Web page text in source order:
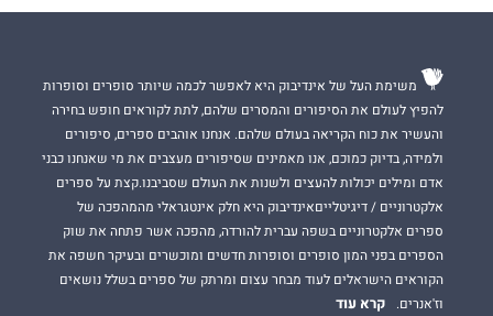
המלצה: ודאו שיש בסביבתכם עיפרון או עט. אתם תצטרכו אותו.
קצת על עצמי
גרתי חמש שנים בפנימייה, מכיתה ח' עד י"ב. זאת הייתה תקופה
שהשפיעה עליי מאוד. פתאום לגלות את עצמי, להתבגר מהר,
להתמודד עם סוגים שונים של אנשים ולשמוע סיפורי חיים – זה
מציף. החלטתי לכתוב כדי לשחרר, לשחרר את כל מה שנצבר בי.
החלטתי להוציא ספר, אבל אני לא חולמת להיות סופרת.
יש תקופות שבהן אני אוהבת לקרוא ספרים עם עלילה ברורה
משימת העל של אינדיבוק היא לאפשר לכמה שיותר סופרים וסופרות
להפיץ לעולם את הסיפורים והמסרים שלהם, לתת לקוראים חופש בחירה
והעשיר את כוח הקריאה בעולם שלהם. אנחנו אוהבים ספרים, סיפורים
ולמידה, בדיוק כמוכם, אנו מאמינים שסיפורים מעצבים את מי שאנחנו כבני
אדם ומילים יכולות להעצים ולשנות את העולם שסביבנו.קצת על ספרים
אלקטרוניים / דיגיטלייםאינדיבוק היא חלק אינטגראלי מהמהפכה של
ספרים אלקטרוניים בשפה עברית להורדה, מהפכה אשר פתחה את שוק
הספרים בפני המון סופרים וסופרות חדשים ומוכשרים ובעיקר חשפה את
הקוראים הישראלים לעוד מבחר עצום ומרתק של ספרים בשלל נושאים
וז'אנרים.
קרא עוד